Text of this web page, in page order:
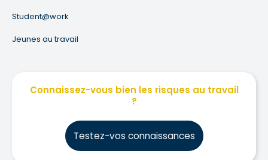
Student@work
Jeunes au travail
Connaissez-vous bien les risques au travail
?
Testez-vos connaissances